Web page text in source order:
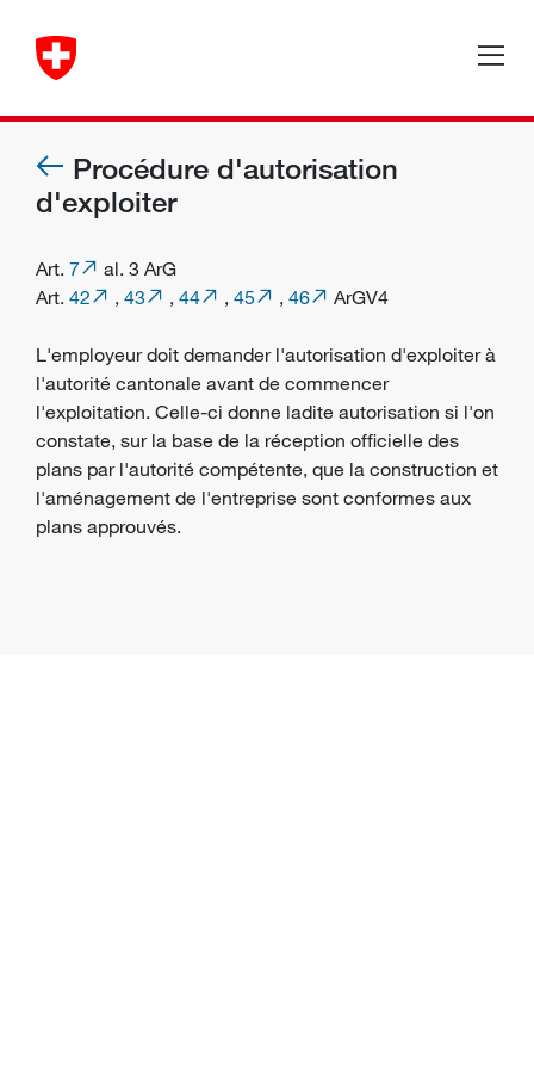
Procédure d'autorisation
d'exploiter
Art. 7
al. 3 ArG
Art. 42 , 43 , 44 , 45 , 46 ArGV4
L'employeur doit demander l'autorisation d'exploiter à
l'autorité cantonale avant de commencer
l'exploitation. Celle-ci donne ladite autorisation si l'on
constate, sur la base de la réception officielle des
plans par l'autorité compétente, que la construction et
l'aménagement de l'entreprise sont conformes aux
plans approuvés.